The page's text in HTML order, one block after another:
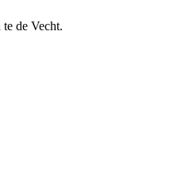
de Vecht.